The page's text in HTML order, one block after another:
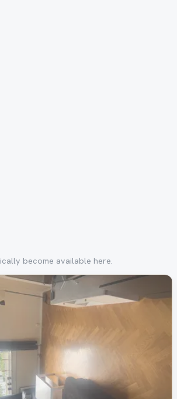
become available here.